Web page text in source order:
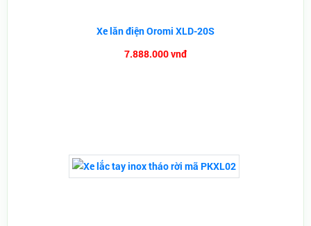
Xe lăn điện Oromi XLD-20S
7.888.000 vnđ